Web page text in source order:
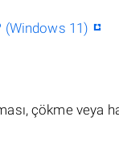
(Windows 11)
çökme veya